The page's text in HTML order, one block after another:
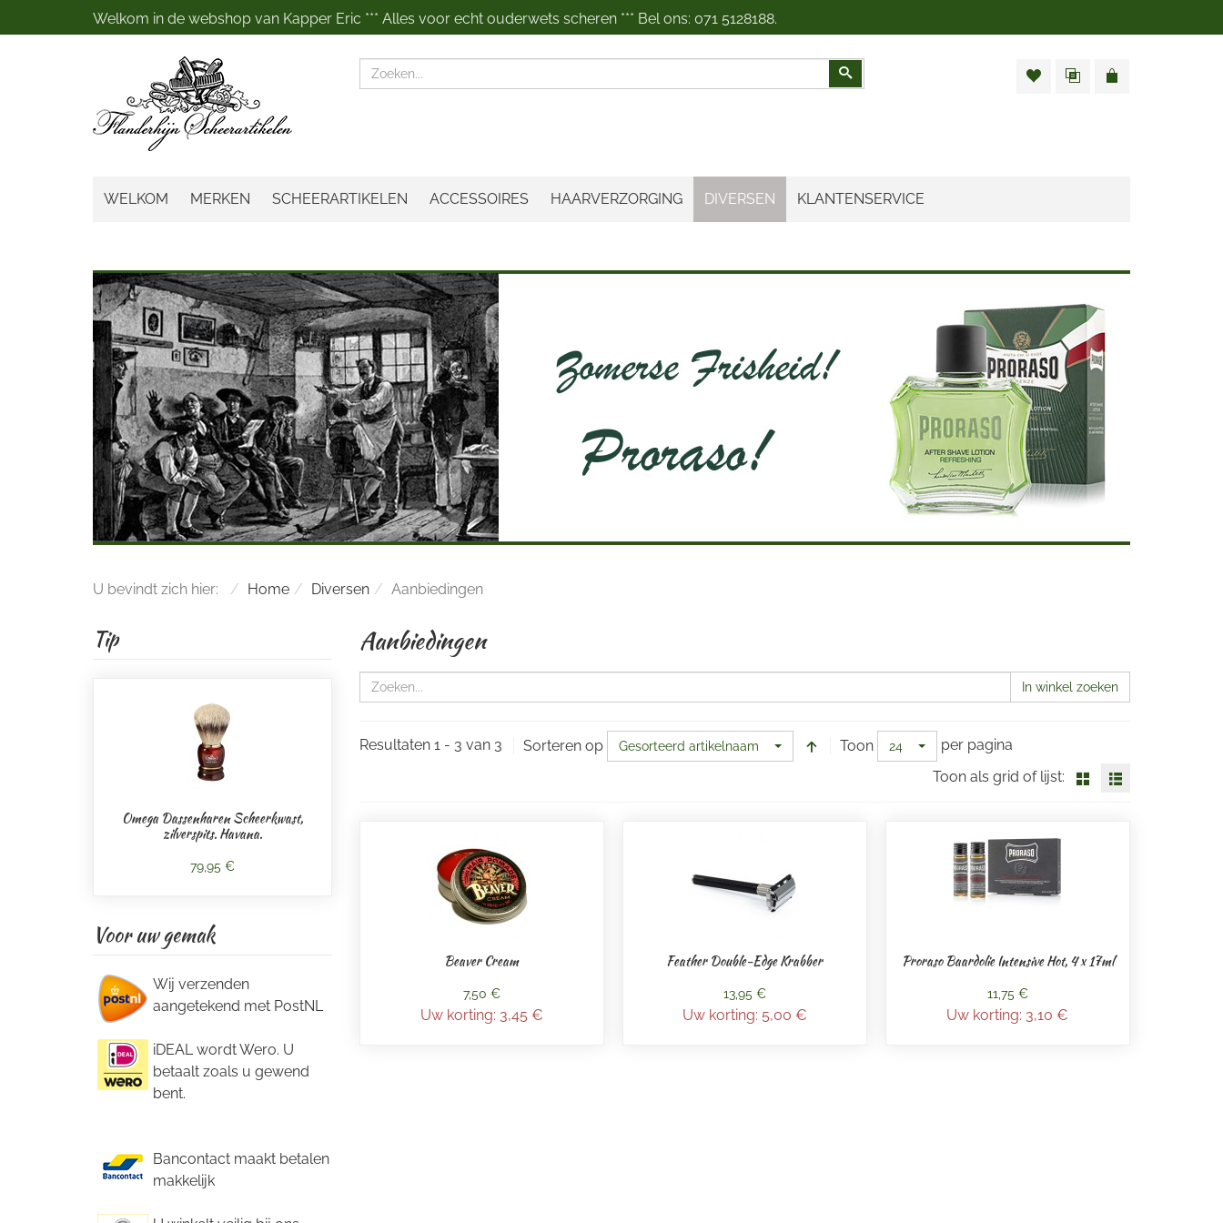
Welkom in de webshop van Kapper Eric *** Alles voor echt ouderwets scheren *** Bel ons: 071 5128188.
Zoeken
Zoeken
WELKOM MERKEN SCHEERARTIKELEN ACCESSOIRES HAARVERZORGING DIVERSEN KLANTENSERVICE
U bevindt zich hier: Home Diversen Aanbiedingen
Aanbiedingen
In winkel zoeken
Resultaten 1 - 3 van 3 Sorteren op Gesorteerd artikelnaam Toon 24
per pagina
Toon als grid of lijst:
Beaver Cream
7,50 €
Uw korting: 3,45 €
Feather Double-Edge Krabber
13,95 €
Uw korting: 5,00 €
Proraso Baardolie Intensive Hot, 4 x 17ml
11,75 €
Uw korting: 3,10 €
Tip
Omega Dassenharen Scheerkwast,
zilverspits. Havana.
79,95 €
Voor uw gemak
Wij verzenden
aangetekend met PostNL
iDEAL wordt Wero. U
betaalt zoals u gewend
bent.
Bancontact maakt betalen
makkelijk